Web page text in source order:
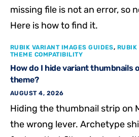
missing file is not an error, so
Here is how to find it.
RUBIK VARIANT IMAGES GUIDES, RUBIK
THEME COMPATIBILITY
How do I hide variant thumbnails
theme?
AUGUST 4, 2026
Hiding the thumbnail strip on
the wrong lever. Archetype